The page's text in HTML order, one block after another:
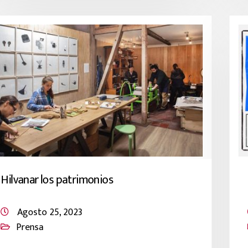
Hilvanar los patrimonios
Agosto 25, 2023
Prensa